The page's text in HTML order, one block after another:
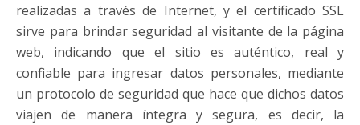
realizadas a través de Internet, y el certificado SSL
sirve para brindar seguridad al visitante de la página
web, indicando que el sitio es auténtico, real y
confiable para ingresar datos personales, mediante
un protocolo de seguridad que hace que dichos datos
viajen de manera íntegra y segura, es decir, la